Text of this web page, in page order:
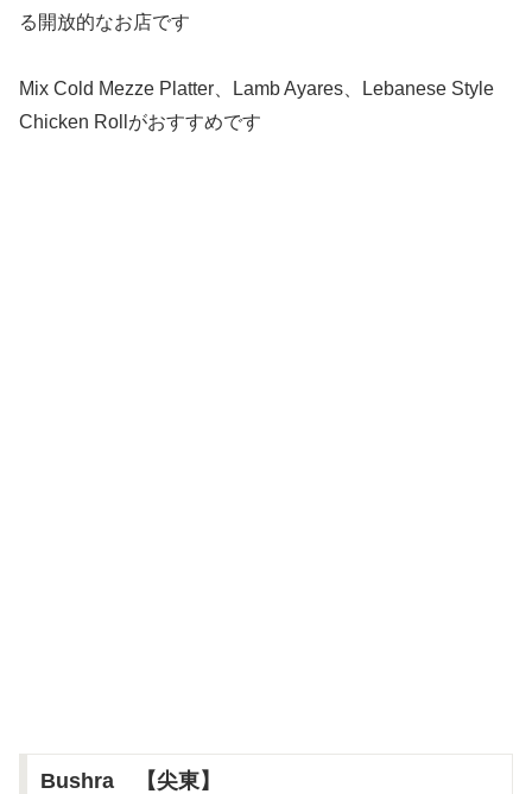
る開放的なお店です
Mix Cold Mezze Platter、Lamb Ayares、Lebanese Style
Chicken Rollがおすすめです
Bushra 【尖東】